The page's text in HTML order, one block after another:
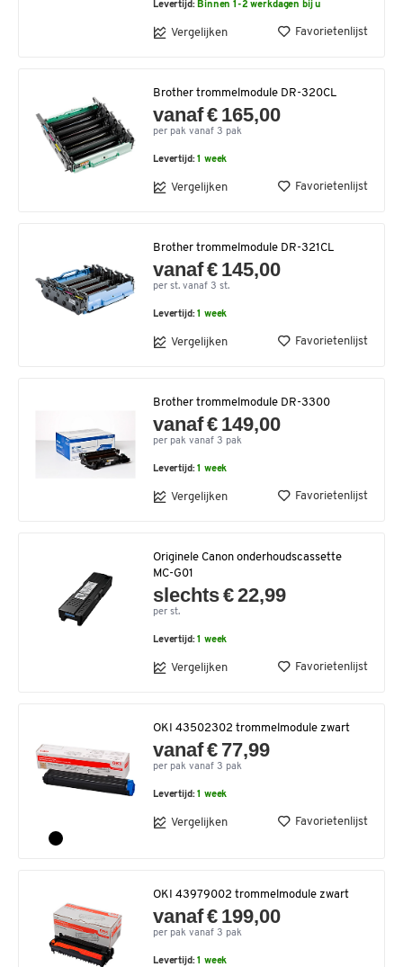
Levertijd: Binnen 1-2 werkdagen bij u
Vergelijken Favorietenlijst
Brother trommelmodule DR-320CL
vanaf € 165,00
per pak vanaf 3 pak
Levertijd:1 week
Vergelijken Favorietenlijst
Brother trommelmodule DR-321CL
vanaf € 145,00
per st. vanaf 3 st.
Levertijd:1 week
Vergelijken Favorietenlijst
Brother trommelmodule DR-3300
vanaf € 149,00
per pak vanaf 3 pak
Levertijd:1 week
Vergelijken Favorietenlijst
Originele Canon onderhoudscassette
MC-G01
slechts € 22,99
per st.
Levertijd:1 week
Vergelijken Favorietenlijst
OKI 43502302 trommelmodule zwart
vanaf € 77,99
per pak vanaf 3 pak
Levertijd:1 week
Vergelijken Favorietenlijst
OKI 43979002 trommelmodule zwart
vanaf € 199,00
per pak vanaf 3 pak
Levertijd:1 week